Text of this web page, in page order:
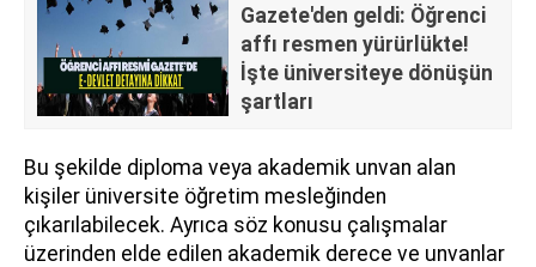
Gazete'den geldi: Öğrenci
affı resmen yürürlükte!
İşte üniversiteye dönüşün
şartları
Bu şekilde diploma veya akademik unvan alan
kişiler üniversite öğretim mesleğinden
çıkarılabilecek. Ayrıca söz konusu çalışmalar
üzerinden elde edilen akademik derece ve unvanlar